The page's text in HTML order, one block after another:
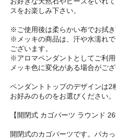
スをお楽しみ下さい。
※ご使用後は柔らかい布でお拭き
※メッキの商品は、汗や水濡れ
ございます。
※アロマペンダントとしてご利
メッキ色に変化がある場合がござ
ペンダントトップのデザインは2
お好みのものをお選びください。
【開閉式 カゴパーツ ラウンド
開閉式のカゴパーツです。パカ